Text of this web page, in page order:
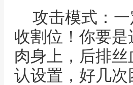
攻击模式：
收割位！你要
肉身上，后排
认设置，好几